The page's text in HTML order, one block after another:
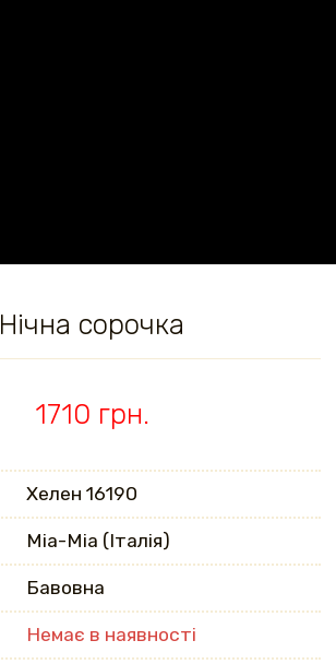
Нічна сорочка
1710 грн.
Хелен 16190
Mia-Mia (Італія)
Бавовна
Немає в наявності